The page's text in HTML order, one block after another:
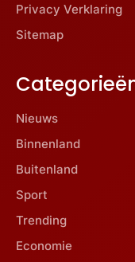
Privacy Verklaring
Sitemap
Nieuws
Binnenland
Buitenland
Sport
Trending
Economie